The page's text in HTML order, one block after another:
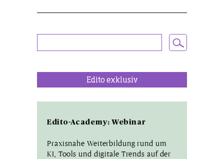
Edito exklusiv
Edito-Academy: Webinar
Praxisnahe Weiterbildung rund um
KI, Tools und digitale Trends auf der